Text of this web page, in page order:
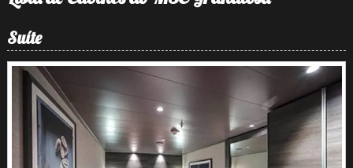
Suíte